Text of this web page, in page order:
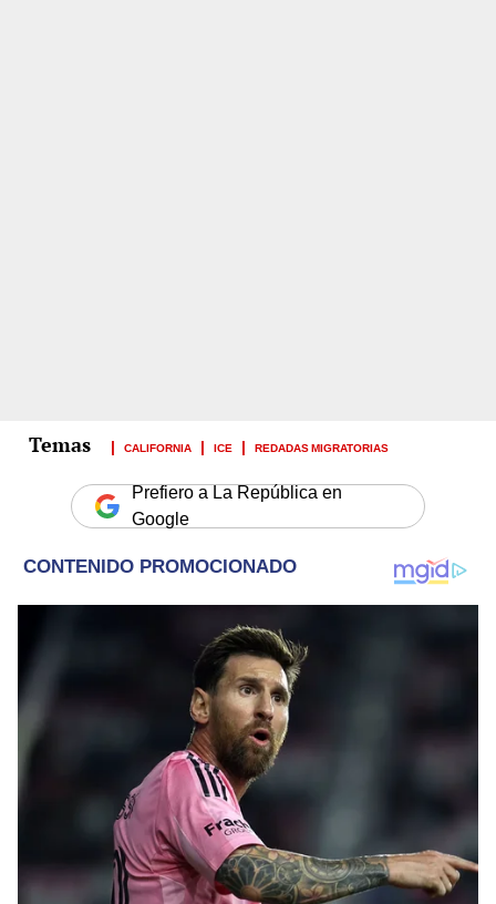
CALIFORNIA ICE REDADAS MIGRATORIAS
Prefiero a La República en
Google